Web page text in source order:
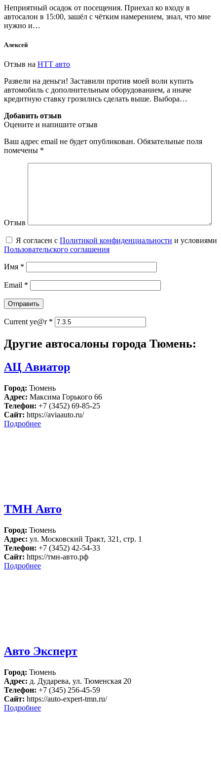
Неприятный осадок от посещения. Приехал ко входу в
автосалон в 15:00, зашёл с чётким намерением, знал, что мне
нужно и…
Алексей
Отзыв на НТТ авто
Развели на деньги! Заставили против моей воли купить
автомобиль с дополнительным оборудованием, а иначе
кредитную ставку грозились сделать выше. Выбора…
Добавить отзыв
Оцените и напишите отзыв
Ваш адрес email не будет опубликован. Обязательные поля
помечены *
Отзыв
Я согласен с Политикой конфиденциальности и условиями
Пользовательского соглашения
Имя *
Email *
Current ye@r *
Другие автосалоны города Тюмень:
АЦ Авиатор
Город: Тюмень
Адрес: Максима Горького 66
Телефон: +7 (3452) 69-85-25
Сайт: https://aviaauto.ru/
Подробнее
ТМН Авто
Город: Тюмень
Адрес: ул. Московский Тракт, 321, стр. 1
Телефон: +7 (3452) 42-54-33
Сайт: https://тмн-авто.рф
Подробнее
Авто Эксперт
Город: Тюмень
Адрес: д. Дударева, ул. Тюменская 20
Телефон: +7 (345) 256-45-59
Сайт: https://auto-expert-tmn.ru/
Подробнее